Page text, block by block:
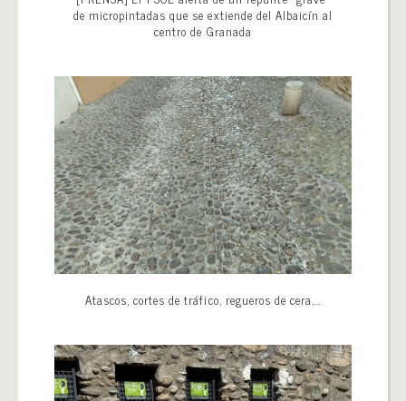
de micropintadas que se extiende del Albaicín al
centro de Granada
Atascos, cortes de tráfico, regueros de cera,…